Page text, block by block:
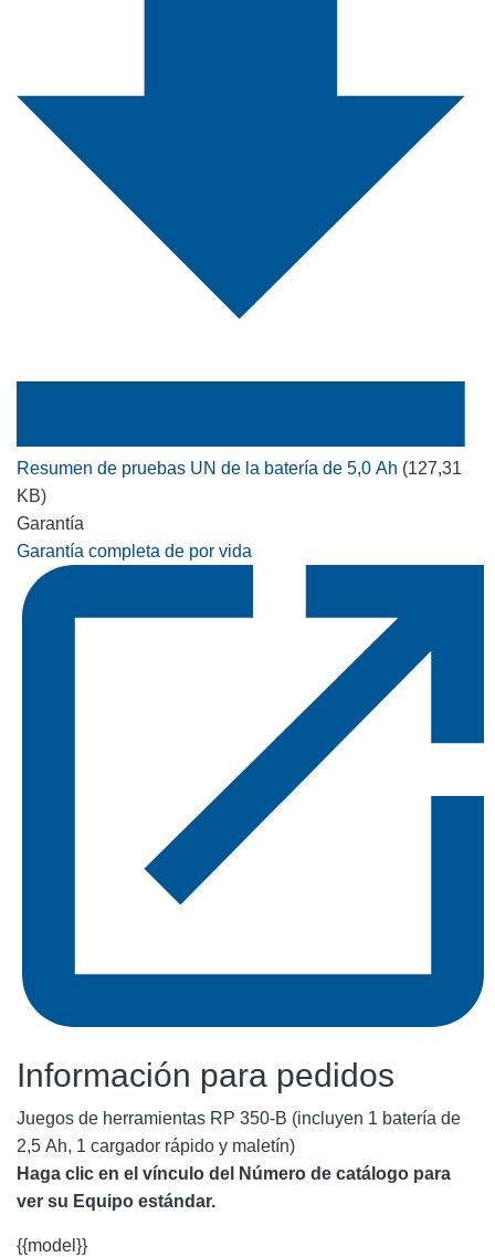
Resumen de pruebas UN de la batería de 5,0 Ah (127,31
KB)
Garantía
Garantía completa de por vida
Información para pedidos
Juegos de herramientas RP 350-B (incluyen 1 batería de
2,5 Ah, 1 cargador rápido y maletín)
Haga clic en el vínculo del Número de catálogo para
ver su Equipo estándar.
{{model}}